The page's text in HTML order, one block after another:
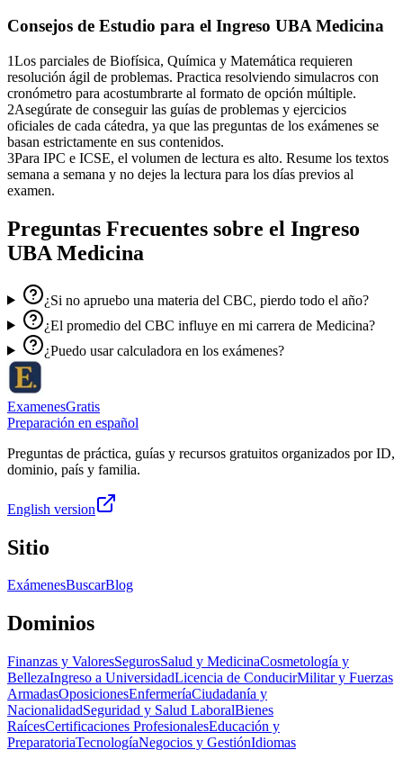
Consejos de Estudio para el Ingreso UBA Medicina
1Los parciales de Biofísica, Química y Matemática requieren
resolución ágil de problemas. Practica resolviendo simulacros con
cronómetro para acostumbrarte al formato de opción múltiple.
2Asegúrate de conseguir las guías de problemas y ejercicios
oficiales de cada cátedra, ya que las preguntas de los exámenes se
basan estrictamente en sus contenidos.
3Para IPC e ICSE, el volumen de lectura es alto. Resume los textos
semana a semana y no dejes la lectura para los días previos al
examen.
Preguntas Frecuentes sobre el Ingreso
UBA Medicina
¿Si no apruebo una materia del CBC, pierdo todo el año?
¿El promedio del CBC influye en mi carrera de Medicina?
¿Puedo usar calculadora en los exámenes?
ExamenesGratis
Preparación en español
Preguntas de práctica, guías y recursos gratuitos organizados por ID,
dominio, país y familia.
English version
Sitio
ExámenesBuscarBlog
Dominios
Finanzas y ValoresSegurosSalud y MedicinaCosmetología y
BellezaIngreso a UniversidadLicencia de ConducirMilitar y Fuerzas
ArmadasOposicionesEnfermeríaCiudadanía y
NacionalidadSeguridad y Salud LaboralBienes
RaícesCertificaciones ProfesionalesEducación y
PreparatoriaTecnologíaNegocios y GestiónIdiomas